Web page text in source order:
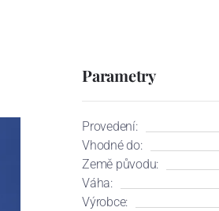
Parametry
Provedení:
Vhodné do:
Země původu:
Váha:
Výrobce: